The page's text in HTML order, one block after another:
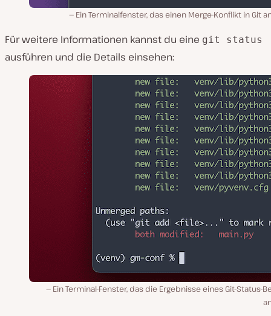
Ein Terminalfenster, das einen Merge-Konflikt in Git
Für weitere Informationen kannst du eine git status
ausführen und die Details einsehen:
Ein Terminal-Fenster, das die Ergebnisse eines Git-Status-